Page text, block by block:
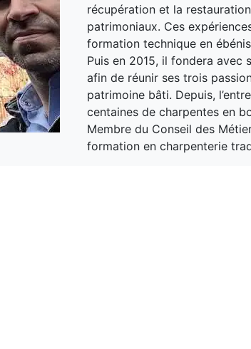
récupération et la
patrimoniaux. Ces
formation technique en
Puis en 2015, il fondera avec
afin de réunir ses trois
patrimoine bâti. Depuis,
centaines de charpentes en
Membre du Conseil des
formation en charpenterie